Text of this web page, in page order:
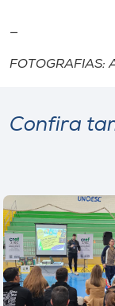
—
Confira